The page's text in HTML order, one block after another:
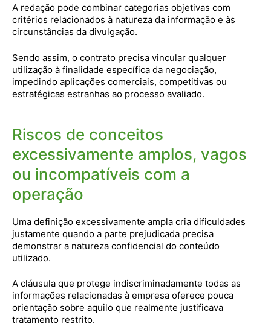
A redação pode combinar categorias objetivas com
critérios relacionados à natureza da informação e às
circunstâncias da divulgação.
Sendo assim, o contrato precisa vincular qualquer
utilização à finalidade específica da negociação,
impedindo aplicações comerciais, competitivas ou
estratégicas estranhas ao processo avaliado.
Riscos de conceitos
excessivamente amplos, vagos
ou incompatíveis com a
operação
Uma definição excessivamente ampla cria dificuldades
justamente quando a parte prejudicada precisa
demonstrar a natureza confidencial do conteúdo
utilizado.
A cláusula que protege indiscriminadamente todas as
informações relacionadas à empresa oferece pouca
orientação sobre aquilo que realmente justificava
tratamento restrito.